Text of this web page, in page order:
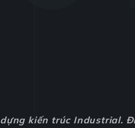
kiến trúc Industrial.